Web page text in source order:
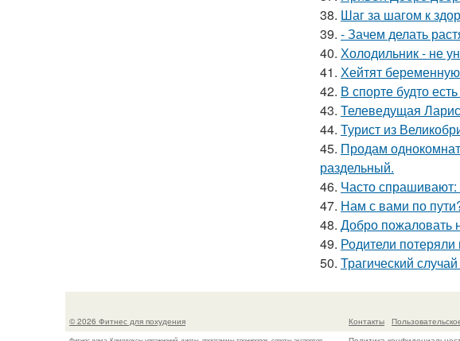
38. Шаг за шагом к
39. - Зачем делать
40. Холодильник - не
41. Хейтят
42. В спорте будто
43. Телеведущая
44. Турист из
45. Продам
раздельный.
46. Часто
47. Нам с вами по
48. Добро пожаловать
49. Родители
50. Трагический
© 2026 Фитнес для похудения Контакты